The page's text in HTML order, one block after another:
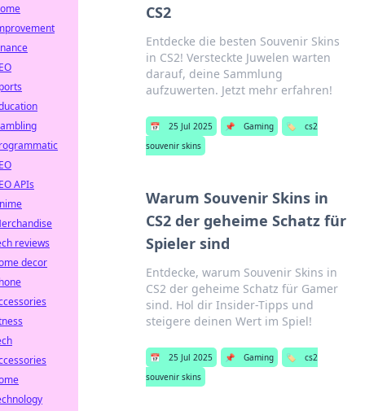
CS2
Entdecke die besten Souvenir Skins
in CS2! Versteckte Juwelen warten
darauf, deine Sammlung
aufzuwerten. Jetzt mehr erfahren!
📅 25 Jul 2025 📌 Gaming 🏷️
cs2
souvenir skins
Warum Souvenir Skins in
CS2 der geheime Schatz für
Spieler sind
Entdecke, warum Souvenir Skins in
CS2 der geheime Schatz für Gamer
sind. Hol dir Insider-Tipps und
steigere deinen Wert im Spiel!
📅 25 Jul 2025 📌 Gaming 🏷️
cs2
souvenir skins
APIs
reviews
decor